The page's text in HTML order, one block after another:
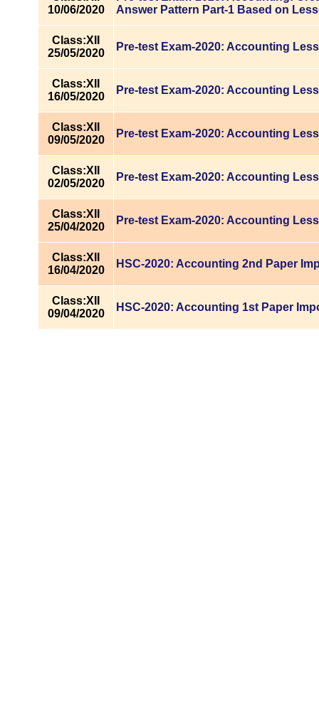
10/06/2020
Answer Pattern Part-1 Based on
Class:XII
25/05/2020
Pre-test Exam-2020: Accounting
Class:XII
16/05/2020
Pre-test Exam-2020: Accounting
Class:XII
09/05/2020
Pre-test Exam-2020: Accounting
Class:XII
02/05/2020
Pre-test Exam-2020: Accounting
Class:XII
25/04/2020
Pre-test Exam-2020: Accounting
Class:XII
16/04/2020
HSC-2020: Accounting 2nd Paper
Class:XII
09/04/2020
HSC-2020: Accounting 1st Paper